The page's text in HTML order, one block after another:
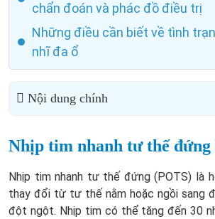
chẩn đoán và phác đồ điều trị
Những điều cần biết về tình
nhĩ đa ổ
Nội dung chính
Nhịp tim nhanh tư thế đứng
Nhịp tim nhanh tư thế đứng (POTS) là
thay đổi từ tư thế nằm hoặc ngồi sang
đột ngột. Nhịp tim có thể tăng đến 30